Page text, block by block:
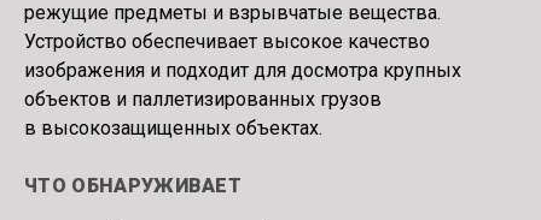
режущие предметы и взрывчатые вещества.
Устройство обеспечивает высокое качество
изображения и подходит для досмотра крупных
объектов и паллетизированных грузов
в высокозащищенных объектах.
ЧТО ОБНАРУЖИВАЕТ